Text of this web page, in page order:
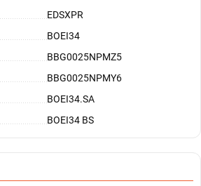
EDSXPR
BOEI34
BBG0025NPMZ5
BBG0025NPMY6
BOEI34.SA
BOEI34 BS